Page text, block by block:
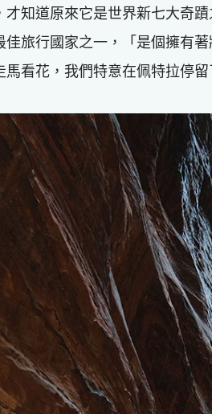
才知道原來它是世界新七大奇蹟
佳旅行國家之一，「是個擁有
馬看花，我們特意在佩特拉停